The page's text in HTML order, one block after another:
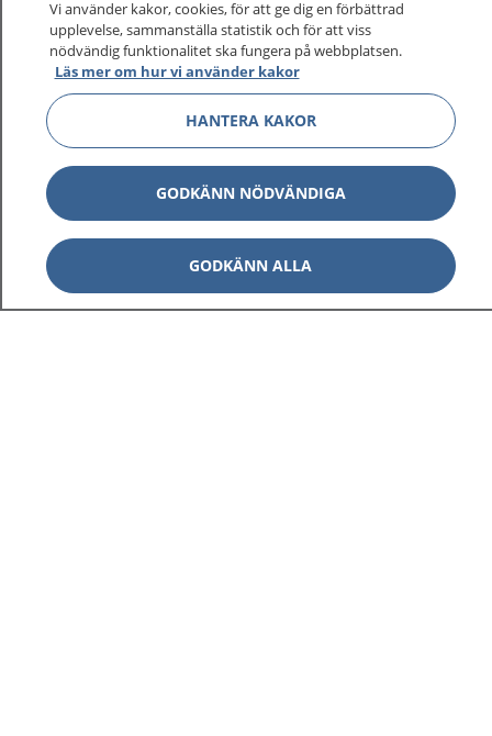
Vi använder kakor, cookies, för att ge dig en förbättrad
upplevelse, sammanställa statistik och för att viss
nödvändig funktionalitet ska fungera på webbplatsen.
Läs mer om hur vi använder kakor
HANTERA KAKOR
GODKÄNN NÖDVÄNDIGA
GODKÄNN ALLA